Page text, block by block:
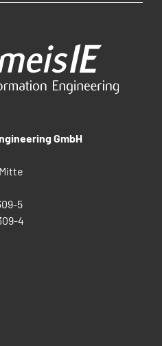
GmbH
5
4